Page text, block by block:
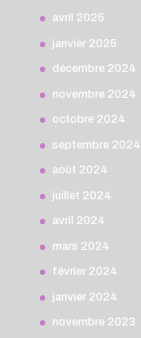
avril 2025
janvier 2025
décembre 2024
novembre 2024
octobre 2024
septembre 2024
août 2024
juillet 2024
avril 2024
mars 2024
février 2024
janvier 2024
novembre 2023